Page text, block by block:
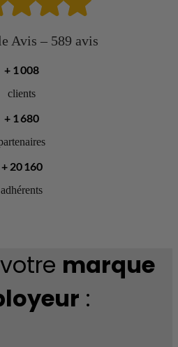
Avis – 589 avis
+ 1 500
clients
+ 2 500
+ 30 000
adhérents
marque
: